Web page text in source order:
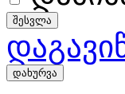
დახურვა